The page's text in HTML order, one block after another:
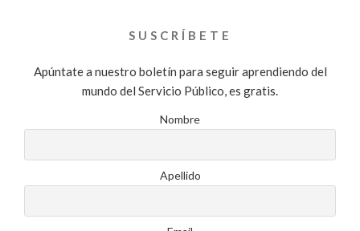
SUSCRÍBETE
Apúntate a nuestro boletín para seguir aprendiendo del
mundo del Servicio Público, es gratis.
Nombre
Apellido